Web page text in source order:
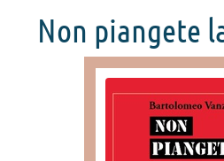
Non piangete